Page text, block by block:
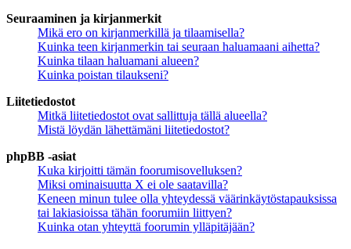
Seuraaminen ja kirjanmerkit
Mikä ero on kirjanmerkillä ja tilaamisella?
Kuinka teen kirjanmerkin tai seuraan haluamaani aihetta?
Kuinka tilaan haluamani alueen?
Kuinka poistan tilaukseni?
Liitetiedostot
Mitkä liitetiedostot ovat sallittuja tällä alueella?
Mistä löydän lähettämäni liitetiedostot?
phpBB -asiat
Kuka kirjoitti tämän foorumisovelluksen?
Miksi ominaisuutta X ei ole saatavilla?
Keneen minun tulee olla yhteydessä väärinkäytöstapauksissa
tai lakiasioissa tähän foorumiin liittyen?
Kuinka otan yhteyttä foorumin ylläpitäjään?